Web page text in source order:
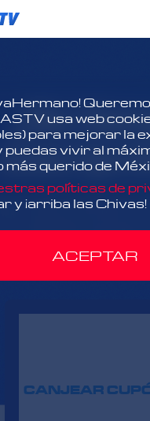
¿No
todo el tiempo y
contenido exclusivo
que nunca al Rebaño
CANJEAR
usa web
para mejorar la
puedas vivir al
más querido de
políticas de
y ¡arriba las Chivas!
ACEPTAR